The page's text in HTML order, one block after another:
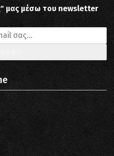
μας μέσω του newsletter